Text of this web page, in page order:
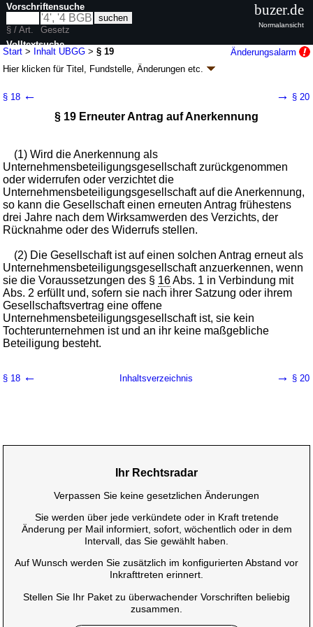
Start > Inhalt UBGG >§ 19
Änderungsalarm
Hier klicken fürTitel, Fundstelle, Änderungen etc.
Unternehmensbeteiligungsgesellschaften
Artikel 7Abs. 31 G. v. 12.05.2021 BGBl. I S. 990
Geltung ab 01.01.1987; FNA: 4126-1Recht der
Unternehmensbeteiligungsgesellschaften
7 weitere Fassungen | wird in 19 Vorschriften zitiert
Dritter Abschnitt Verfahren und Aufsicht,
Bezeichnungsschutz
§ 18 ← → § 20
§ 19 Erneuter Antrag auf Anerkennung
(1) Wird die Anerkennung als
Unternehmensbeteiligungsgesellschaft zurückgenommen
oder widerrufen oder verzichtet die
Unternehmensbeteiligungsgesellschaft auf die Anerkennung,
so kann die Gesellschaft einen erneuten Antrag frühestens
drei Jahre nach dem Wirksamwerden des Verzichts, der
Rücknahme oder des Widerrufs stellen.
(2) Die Gesellschaft ist auf einen solchen Antrag erneut als
Unternehmensbeteiligungsgesellschaft anzuerkennen, wenn
sie die Voraussetzungen des § 16Abs. 1 in Verbindung mit
Abs. 2 erfüllt und, sofern sie nach ihrer Satzung oder ihrem
Gesellschaftsvertrag eine offene
Unternehmensbeteiligungsgesellschaft ist, sie kein
Tochterunternehmen ist und an ihr keine maßgebliche
Beteiligung besteht.
§ 18 ← Inhaltsverzeichnis → § 20
Vorschriftensuche
§ / Art.
Gesetz
Volltextsuche
nur in UBGG
buzer.de
Normalansicht
Ihr Rechtsradar
Verpassen Sie keine gesetzlichen Änderungen
Sie werden über jede verkündete oder in Kraft tretende
Änderung per Mail informiert, sofort, wöchentlich oder in dem
Intervall, das Sie gewählt haben.
Auf Wunsch werden Sie zusätzlich im konfigurierten Abstand vor
Inkrafttreten erinnert.
Stellen Sie Ihr Paket zu überwachender Vorschriften beliebig
zusammen.